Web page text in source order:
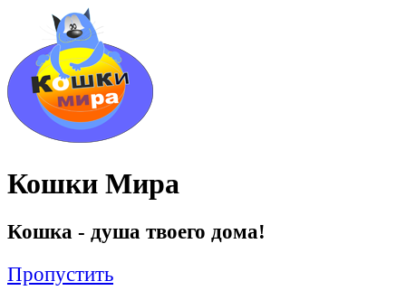
Кошки Мира
Кошка - душа твоего дома!
Пропустить